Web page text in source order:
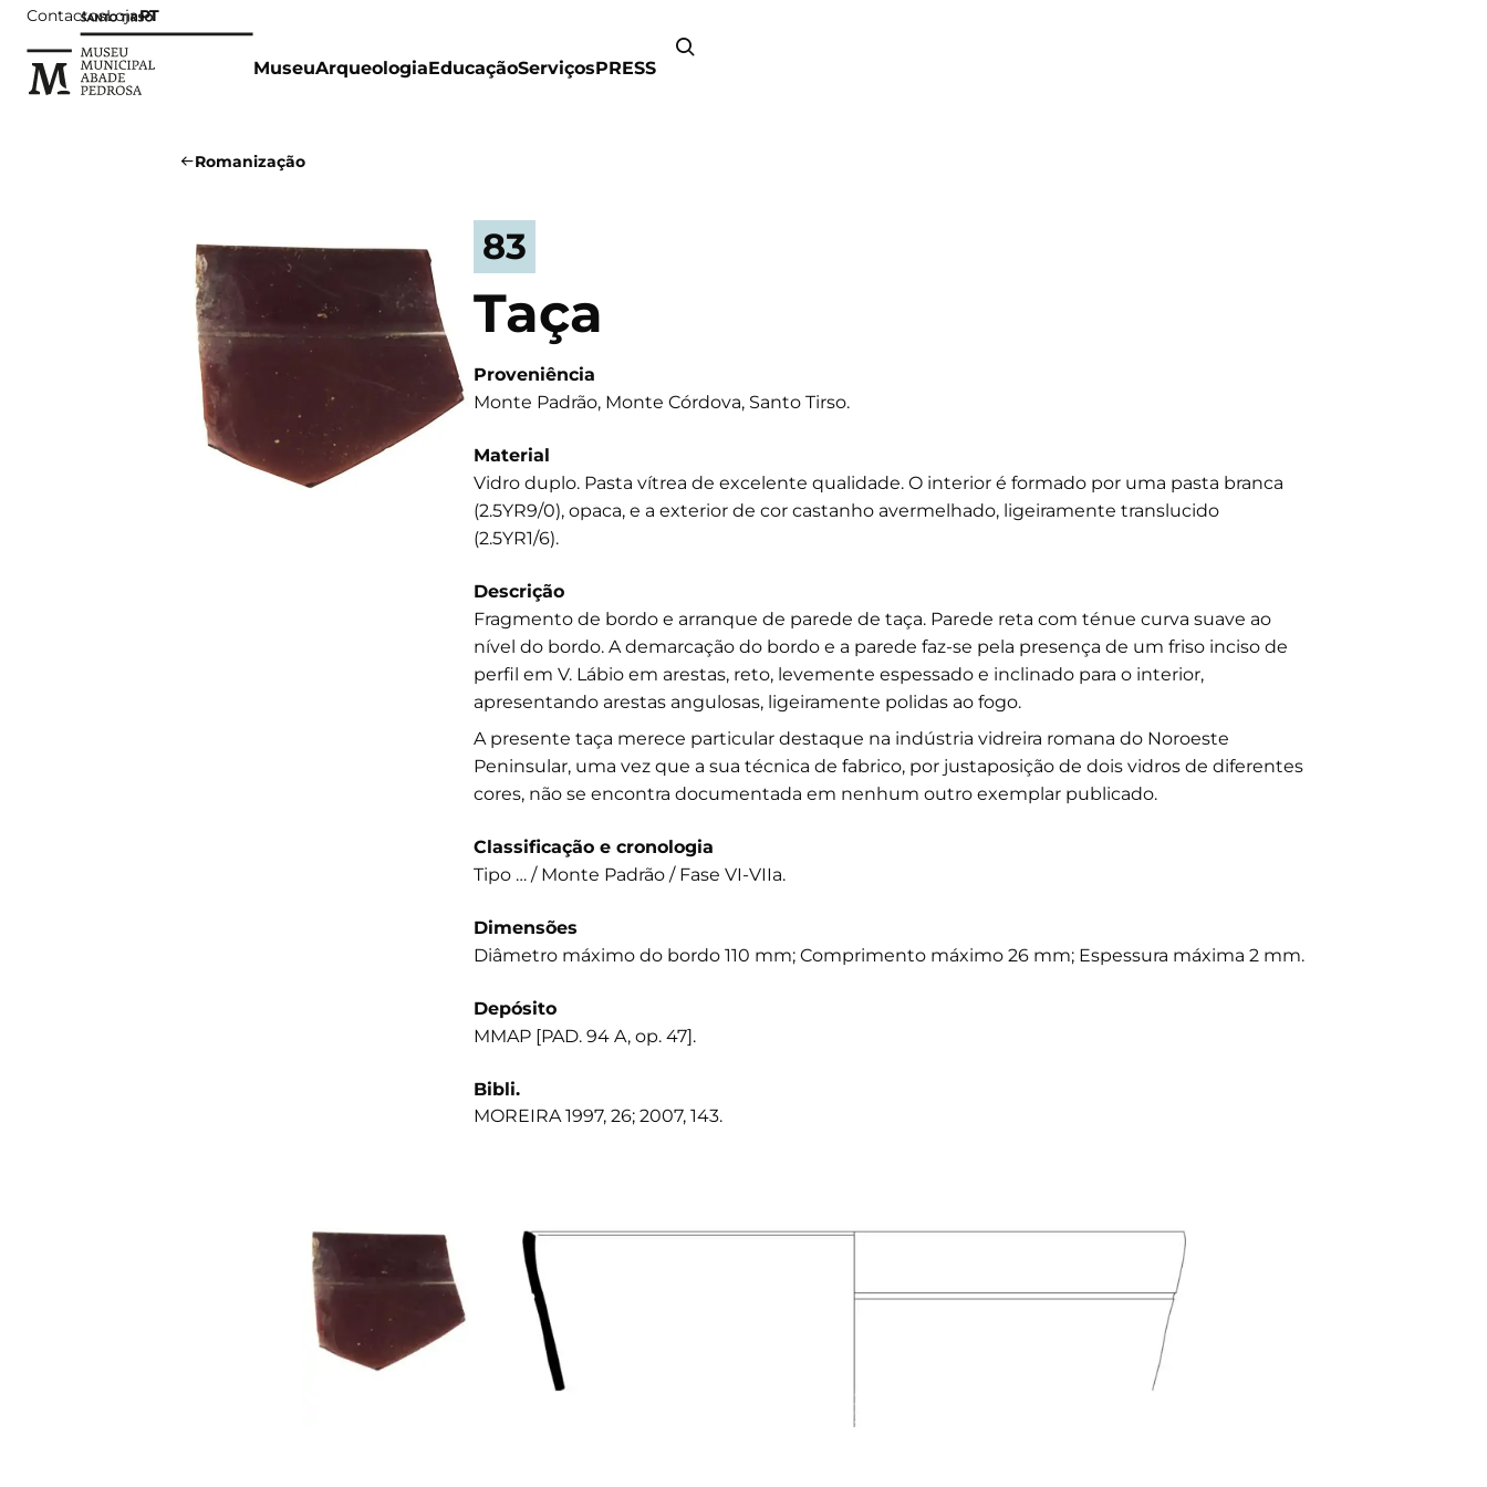
ContactosLojaPT
MuseuArqueologiaEducaçãoServiçosPRESS
Romanização
83
Taça
Proveniência
Monte Padrão, Monte Córdova, Santo Tirso.
Material
Vidro duplo. Pasta vítrea de excelente qualidade. O interior é formado por uma pasta branca
(2.5YR9/0), opaca, e a exterior de cor castanho avermelhado, ligeiramente translucido
(2.5YR1/6).
Descrição
Fragmento de bordo e arranque de parede de taça. Parede reta com ténue curva suave ao
nível do bordo. A demarcação do bordo e a parede faz-se pela presença de um friso inciso de
perfil em V. Lábio em arestas, reto, levemente espessado e inclinado para o interior,
apresentando arestas angulosas, ligeiramente polidas ao fogo.
A presente taça merece particular destaque na indústria vidreira romana do Noroeste
Peninsular, uma vez que a sua técnica de fabrico, por justaposição de dois vidros de diferentes
cores, não se encontra documentada em nenhum outro exemplar publicado.
Classificação e cronologia
Tipo … / Monte Padrão / Fase VI-VIIa.
Dimensões
Diâmetro máximo do bordo 110 mm; Comprimento máximo 26 mm; Espessura máxima 2 mm.
Depósito
MMAP [PAD. 94 A, op. 47].
Bibli.
MOREIRA 1997, 26; 2007, 143.